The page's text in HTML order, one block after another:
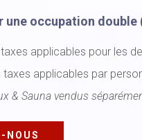
une occupation double
applicables pour les
taxes applicables par
& Sauna vendus
NOUS